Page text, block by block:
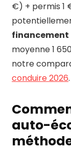
€) + permis 1
financement
moyenne 1
notre
conduire 2026.
auto-